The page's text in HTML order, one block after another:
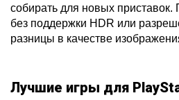
собирать для новых приставок.
без поддержки HDR или
разницы в качестве
Лучшие игры для